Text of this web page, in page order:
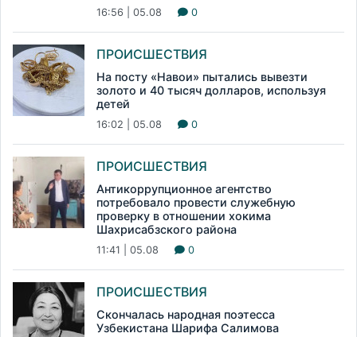
16:56 | 05.08 0
ПРОИСШЕСТВИЯ
На посту «Навои» пытались вывезти
золото и 40 тысяч долларов, используя
детей
16:02 | 05.08 0
ПРОИСШЕСТВИЯ
Антикоррупционное агентство
потребовало провести служебную
проверку в отношении хокима
Шахрисабзского района
11:41 | 05.08 0
ПРОИСШЕСТВИЯ
Скончалась народная поэтесса
Узбекистана Шарифа Салимова